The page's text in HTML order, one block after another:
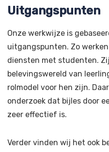
Uitgangspunten
Onze werkwijze is
uitgangspunten. Zo
diensten met studenten.
belevingswereld van
rolmodel voor hen zijn.
onderzoek dat bijles door
zeer effectief is.
Verder vinden wij het ook